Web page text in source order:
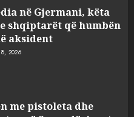
në Gjermani, këta
shqiptarët që humbën
aksident
2026
me pistoleta dhe